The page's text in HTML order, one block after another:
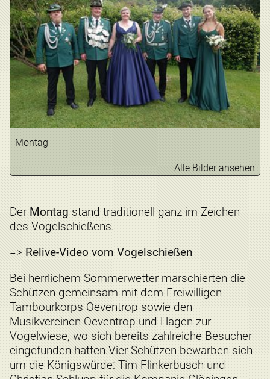
Montag
Alle Bilder ansehen
Der Montag stand traditionell ganz im Zeichen
des Vogelschießens.
=> Relive-Video vom Vogelschießen
Bei herrlichem Sommerwetter marschierten die
Schützen gemeinsam mit dem Freiwilligen
Tambourkorps Oeventrop sowie den
Musikvereinen Oeventrop und Hagen zur
Vogelwiese, wo sich bereits zahlreiche Besucher
eingefunden hatten.Vier Schützen bewarben sich
um die Königswürde: Tim Flinkerbusch und